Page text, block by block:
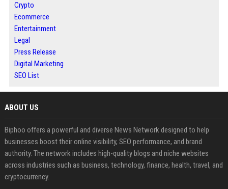
Crypto
Ecommerce
Entertainment
Legal
Press Release
Digital Marketing
SEO List
ABOUT US
Biphoo offers a powerful and diverse News Network designed to help
businesses boost their online visibility, SEO performance, and brand
authority. The network includes high-quality blogs and niche websites
across industries such as business, technology, finance, health, travel, and
cryptocurrency.